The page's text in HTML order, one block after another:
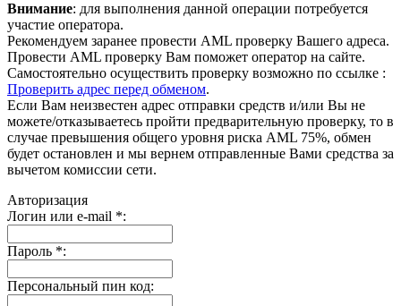
Внимание: для выполнения данной операции потребуется
участие оператора.
Рекомендуем заранее провести AML проверку Вашего адреса.
Провести AML проверку Вам поможет оператор на сайте.
Самостоятельно осуществить проверку возможно по ссылке :
Проверить адрес перед обменом.
Если Вам неизвестен адрес отправки средств и/или Вы не
можете/отказываетесь пройти предварительную проверку, то в
случае превышения общего уровня риска AML 75%, обмен
будет остановлен и мы вернем отправленные Вами средства за
вычетом комиссии сети.
Авторизация
Логин или e-mail *:
Пароль *:
Персональный пин код: